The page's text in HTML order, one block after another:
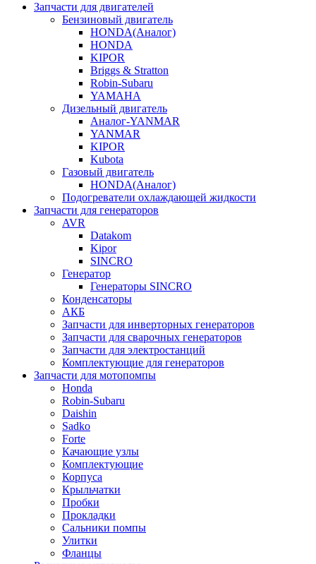
Запчасти для двигателей
Бензиновый двигатель
HONDA(Aналог)
HONDA
KIPOR
Briggs & Stratton
Robin-Subaru
YAMAHA
Дизельный двигатель
Аналог-YANMAR
YANMAR
KIPOR
Kubota
Газовый двигатель
HONDA(Aналог)
Подогреватели охлаждающей жидкости
Запчасти для генераторов
AVR
Datakom
Kipor
SINCRO
Генератор
Генераторы SINCRO
Конденсаторы
АКБ
Запчасти для инверторных генераторов
Запчасти для сварочных генераторов
Запчасти для электростанций
Комплектующие для генераторов
Запчасти для мотопомпы
Honda
Robin-Subaru
Daishin
Sadko
Forte
Качающие узлы
Комплектующие
Корпуса
Крыльчатки
Пробки
Прокладки
Сальники помпы
Улитки
Фланцы